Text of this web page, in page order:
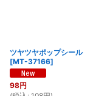
ツヤツヤポップシール
[MT-37166]
98円